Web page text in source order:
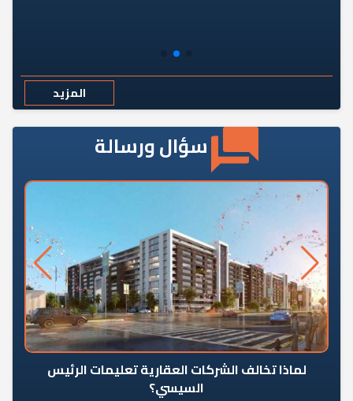
المزيد
سؤال ورسالة
لماذا تخالف الشركات العقارية تعليمات الرئيس
السيسي؟